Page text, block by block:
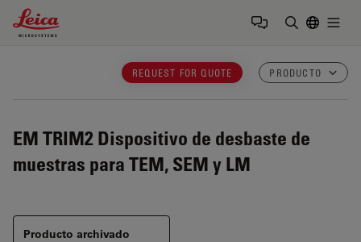
Leica Microsystems Logo
REQUEST FOR QUOTE PRODUCTO
EM TRIM2 Dispositivo de desbaste de
muestras para TEM, SEM y LM
Producto archivado